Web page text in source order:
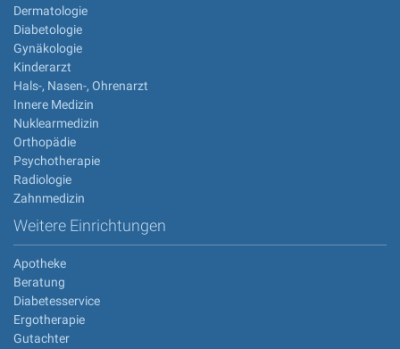
Dermatologie
Diabetologie
Gynäkologie
Kinderarzt
Hals-, Nasen-, Ohrenarzt
Innere Medizin
Nuklearmedizin
Orthopädie
Psychotherapie
Radiologie
Zahnmedizin
Weitere Einrichtungen
Apotheke
Beratung
Diabetesservice
Ergotherapie
Gutachter